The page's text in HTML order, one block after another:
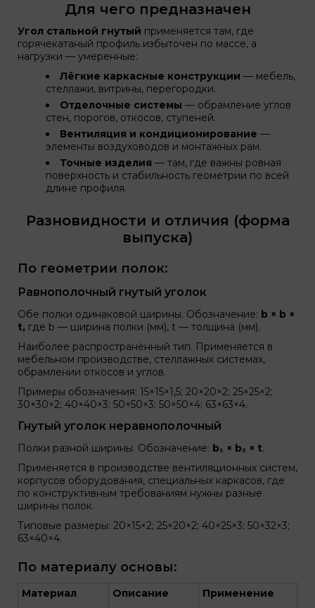
Для чего предназначен
Угол стальной гнутый применяется там, где
горячекатаный профиль избыточен по массе, а
нагрузки — умеренные:
Лёгкие каркасные конструкции — мебель,
стеллажи, витрины, перегородки.
Отделочные системы — обрамление углов
стен, порогов, откосов, ступеней.
Вентиляция и кондиционирование —
элементы воздуховодов и монтажных рам.
Точные изделия — там, где важны ровная
поверхность и стабильность геометрии по всей
длине профиля.
Разновидности и отличия (форма
выпуска)
По геометрии полок:
Равнополочный гнутый уголок
Обе полки одинаковой ширины. Обозначение: b × b ×
t, где b — ширина полки (мм), t — толщина (мм).
Наиболее распространённый тип. Применяется в
мебельном производстве, стеллажных системах,
обрамлении откосов и углов.
Примеры обозначения: 15×15×1,5; 20×20×2; 25×25×2;
30×30×2; 40×40×3; 50×50×3; 50×50×4; 63×63×4.
Гнутый уголок неравнополочный
Полки разной ширины. Обозначение: b₁ × b₂ × t.
Применяется в производстве вентиляционных систем,
корпусов оборудования, специальных каркасов, где
по конструктивным требованиям нужны разные
ширины полок.
Типовые размеры: 20×15×2; 25×20×2; 40×25×3; 50×32×3;
63×40×4.
По материалу основы:
Материал Описание Применение